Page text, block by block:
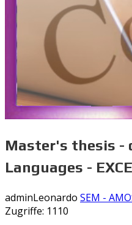
Master's thesis -
Languages -
adminLeonardo SEM -
Zugriffe: 1110